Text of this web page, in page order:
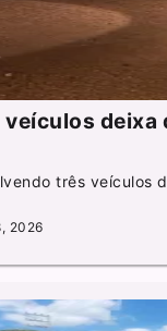
deixa
três veículos
2026